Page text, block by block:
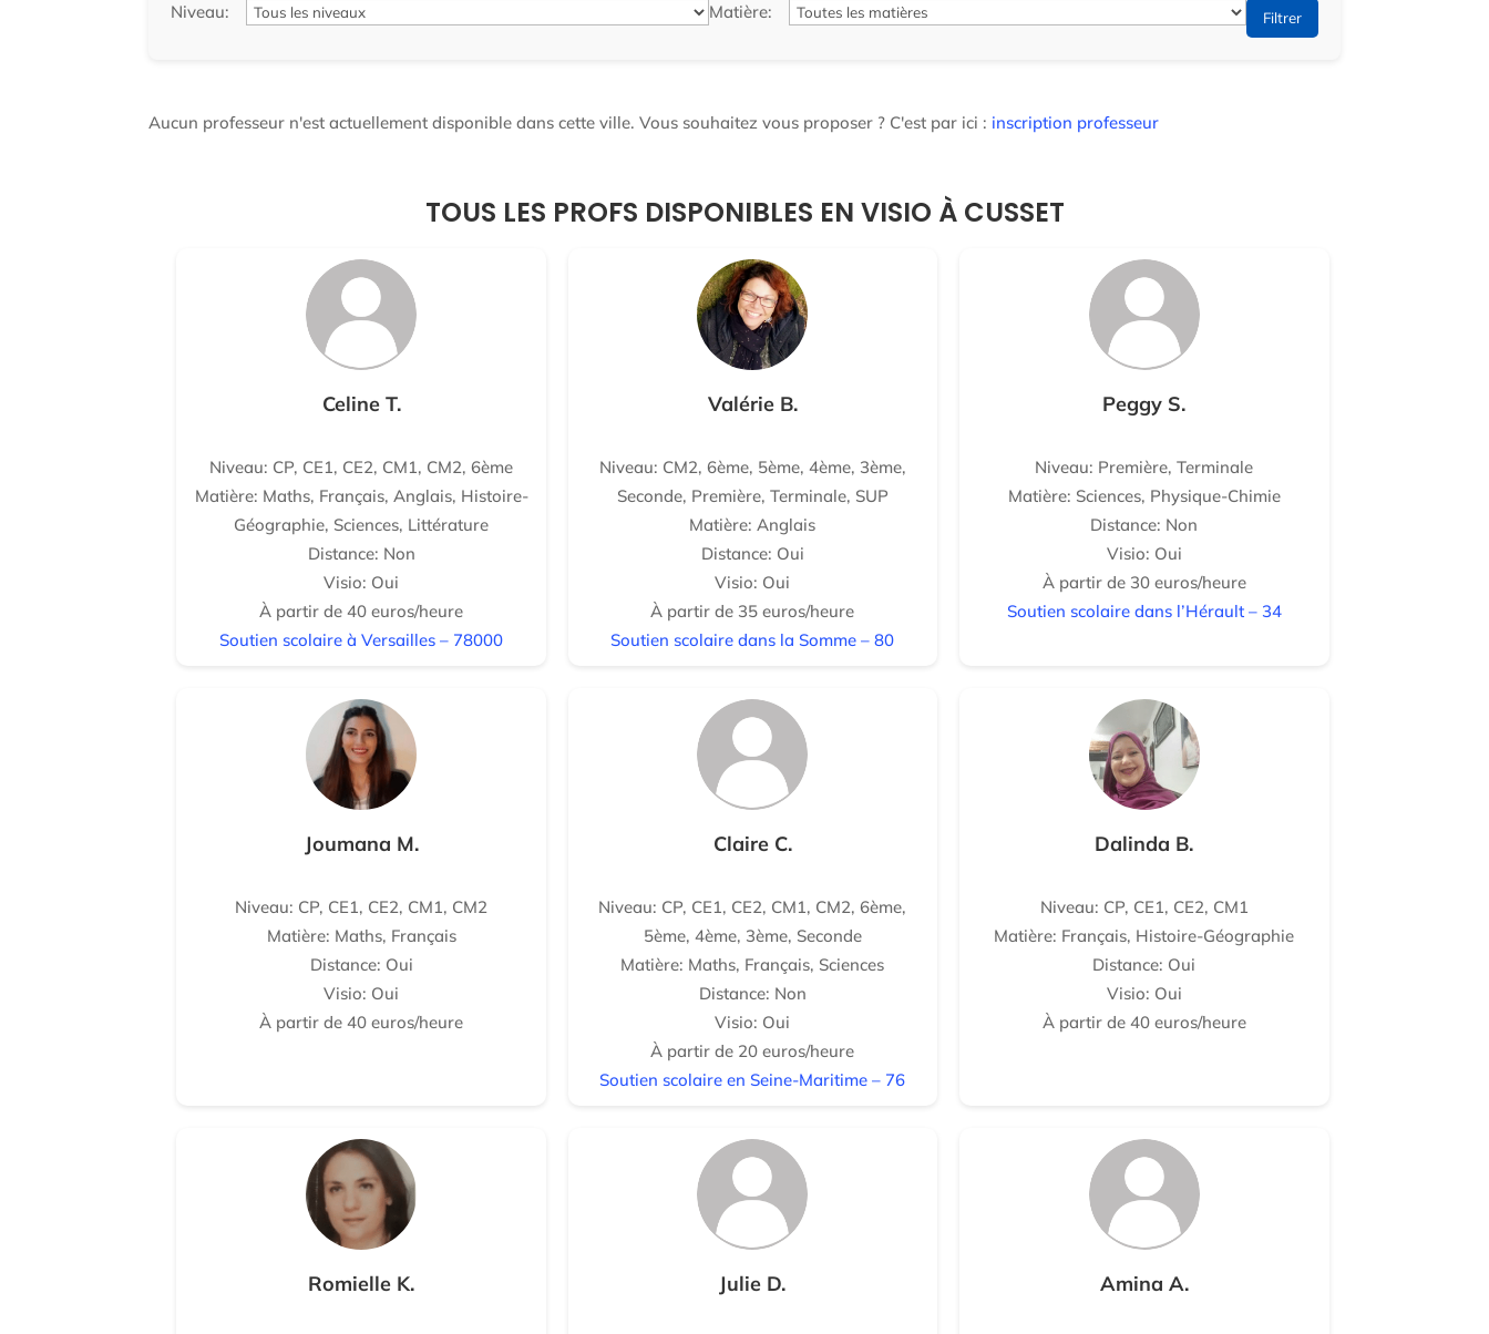
Niveau: Matière: Filtrer
Aucun professeur n'est actuellement disponible dans cette ville. Vous souhaitez vous proposer ? C'est par ici : inscription professeur
TOUS LES PROFS DISPONIBLES EN VISIO À CUSSET
Celine T.
Niveau: CP, CE1, CE2, CM1, CM2, 6ème
Matière: Maths, Français, Anglais, Histoire-
Géographie, Sciences, Littérature
Distance: Non
Visio: Oui
À partir de 40 euros/heure
Soutien scolaire à Versailles – 78000
Valérie B.
Niveau: CM2, 6ème, 5ème, 4ème, 3ème,
Seconde, Première, Terminale, SUP
Matière: Anglais
Distance: Oui
Visio: Oui
À partir de 35 euros/heure
Soutien scolaire dans la Somme – 80
Peggy S.
Niveau: Première, Terminale
Matière: Sciences, Physique-Chimie
Distance: Non
Visio: Oui
À partir de 30 euros/heure
Soutien scolaire dans l’Hérault – 34
Joumana M.
Niveau: CP, CE1, CE2, CM1, CM2
Matière: Maths, Français
Distance: Oui
Visio: Oui
À partir de 40 euros/heure
Claire C.
Niveau: CP, CE1, CE2, CM1, CM2, 6ème,
5ème, 4ème, 3ème, Seconde
Matière: Maths, Français, Sciences
Distance: Non
Visio: Oui
À partir de 20 euros/heure
Soutien scolaire en Seine-Maritime – 76
Dalinda B.
Niveau: CP, CE1, CE2, CM1
Matière: Français, Histoire-Géographie
Distance: Oui
Visio: Oui
À partir de 40 euros/heure
Romielle K. Julie D. Amina A.